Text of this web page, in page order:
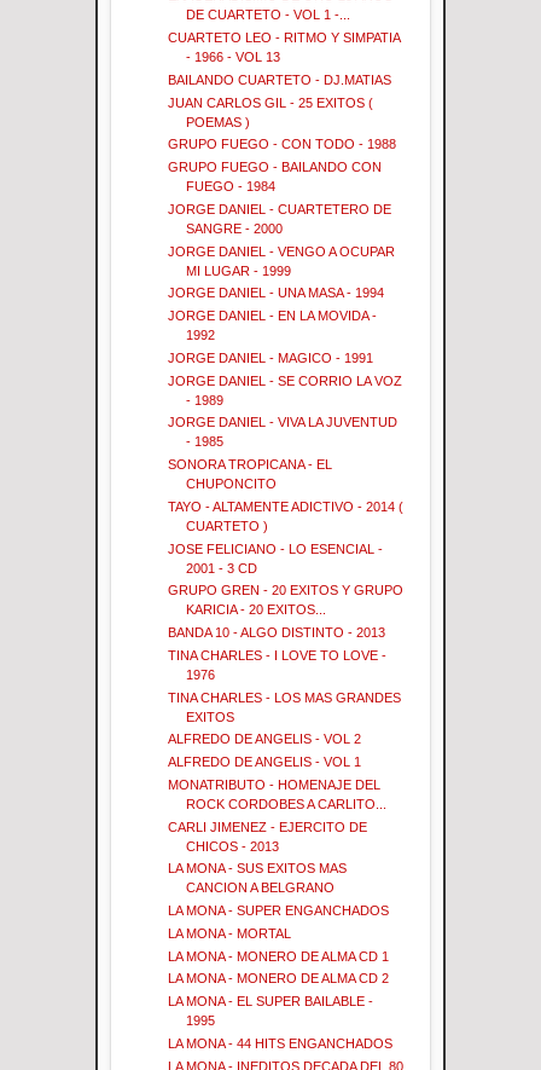
DE CUARTETO - VOL 1 -...
CUARTETO LEO - RITMO Y SIMPATIA
- 1966 - VOL 13
BAILANDO CUARTETO - DJ.MATIAS
JUAN CARLOS GIL - 25 EXITOS (
POEMAS )
GRUPO FUEGO - CON TODO - 1988
GRUPO FUEGO - BAILANDO CON
FUEGO - 1984
JORGE DANIEL - CUARTETERO DE
SANGRE - 2000
JORGE DANIEL - VENGO A OCUPAR
MI LUGAR - 1999
JORGE DANIEL - UNA MASA - 1994
JORGE DANIEL - EN LA MOVIDA -
1992
JORGE DANIEL - MAGICO - 1991
JORGE DANIEL - SE CORRIO LA VOZ
- 1989
JORGE DANIEL - VIVA LA JUVENTUD
- 1985
SONORA TROPICANA - EL
CHUPONCITO
TAYO - ALTAMENTE ADICTIVO - 2014 (
CUARTETO )
JOSE FELICIANO - LO ESENCIAL -
2001 - 3 CD
GRUPO GREN - 20 EXITOS Y GRUPO
KARICIA - 20 EXITOS...
BANDA 10 - ALGO DISTINTO - 2013
TINA CHARLES - I LOVE TO LOVE -
1976
TINA CHARLES - LOS MAS GRANDES
EXITOS
ALFREDO DE ANGELIS - VOL 2
ALFREDO DE ANGELIS - VOL 1
MONATRIBUTO - HOMENAJE DEL
ROCK CORDOBES A CARLITO...
CARLI JIMENEZ - EJERCITO DE
CHICOS - 2013
LA MONA - SUS EXITOS MAS
CANCION A BELGRANO
LA MONA - SUPER ENGANCHADOS
LA MONA - MORTAL
LA MONA - MONERO DE ALMA CD 1
LA MONA - MONERO DE ALMA CD 2
LA MONA - EL SUPER BAILABLE -
1995
LA MONA - 44 HITS ENGANCHADOS
LA MONA - INEDITOS DECADA DEL 80